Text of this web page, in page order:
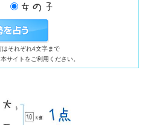
それぞれ4文字まで
サイトをご利用ください。